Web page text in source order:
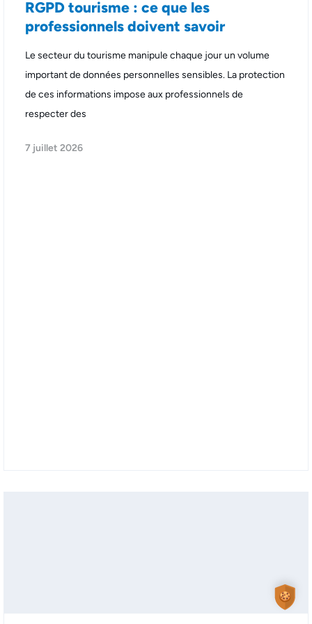
RGPD tourisme : ce que les
professionnels doivent savoir
Le secteur du tourisme manipule chaque jour un volume
important de données personnelles sensibles. La protection
de ces informations impose aux professionnels de
respecter des
7 juillet 2026